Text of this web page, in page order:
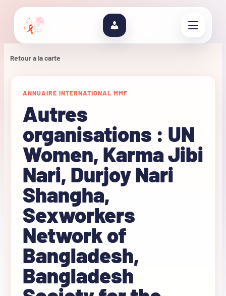
Retour a la carte
ANNUAIRE INTERNATIONAL MMF
Autres
organisations : UN
Women, Karma Jibi
Nari, Durjoy Nari
Shangha,
Sexworkers
Network of
Bangladesh,
Bangladesh